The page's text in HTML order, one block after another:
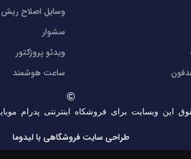
وسایل اصلاح
سشوار
ویدئو پروژکتور
ساعت هوشمند
این وبسایت برای فروشکاه اینترنتی پدرام
طراحی سایت فروشگاهی با لیدوما